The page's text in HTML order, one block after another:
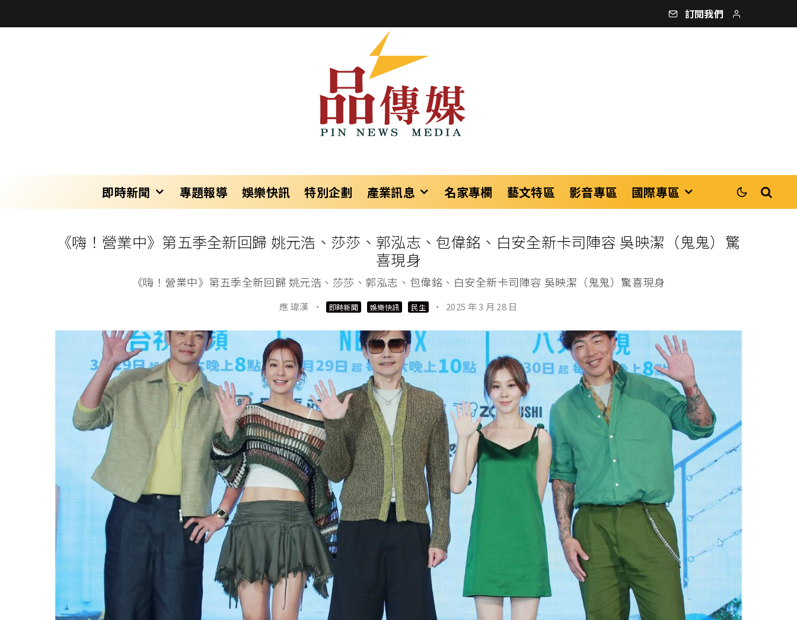
訂閱我們
即時新聞 專題報導 娛樂快訊 特別企劃 產業訊息 名家專欄 藝文特區 影音專區 國際專區
《嗨！營業中》第五季全新回歸 姚元浩、莎莎、郭泓志、包偉銘、白安全新卡司陣容 吳映潔（鬼鬼）驚
喜現身
《嗨！營業中》第五季全新回歸 姚元浩、莎莎、郭泓志、包偉銘、白安全新卡司陣容 吳映潔（鬼鬼）驚喜現身
應 瑋漢 · 即時新聞 娛樂快訊 民生 · 2025 年 3 月 28 日